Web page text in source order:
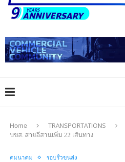
Home TRANSPORTATIONS
บขส. สายอีสานเพิ่ม 22 เส้นทาง
คมนาคม รอบรั้วขนส่ง